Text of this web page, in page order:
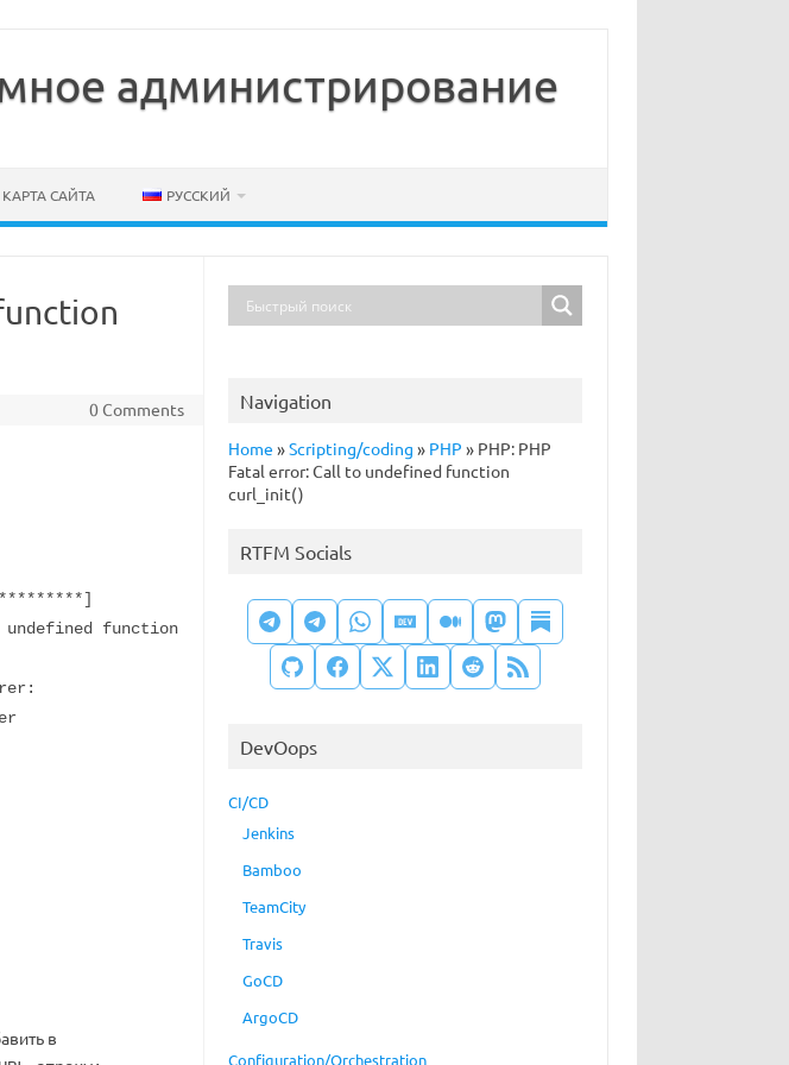
администрирование
КАРТА САЙТА РУССКИЙ
0 Comments
function
в
Navigation
Home »Scripting/coding » PHP » PHP: PHP
Fatal error: Call to undefined function
curl_init()
RTFM Socials
DevOops
CI/CD
Jenkins
Bamboo
TeamCity
Travis
GoCD
ArgoCD
Configuration/Orchestration